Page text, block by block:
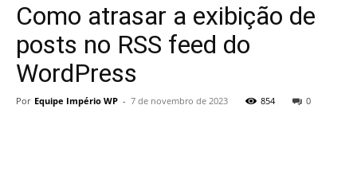
Como atrasar a exibição de
posts no RSS feed do
WordPress
Por Equipe Império WP - 7 de novembro de 2023 854 0